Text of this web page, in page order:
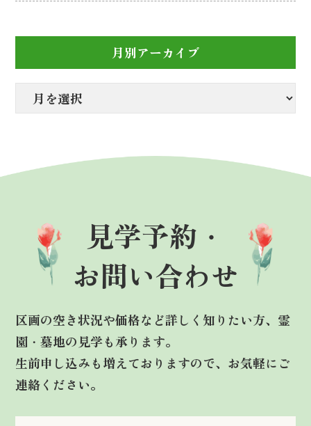
月別アーカイブ
見学予約・
お問い合わせ
区画の空き状況や価格など詳しく知りたい方、霊
園・墓地の見学も承ります。
生前申し込みも増えておりますので、お気軽にご
連絡ください。